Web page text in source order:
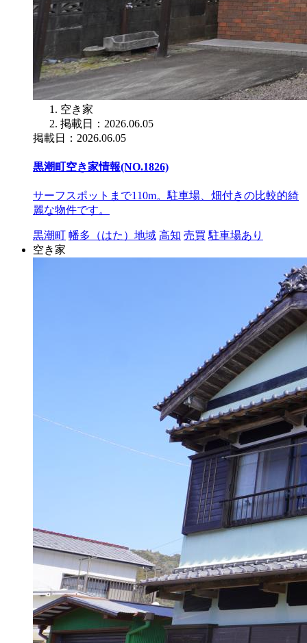
空き家
掲載日：2026.06.05
掲載日：2026.06.05
黒潮町空き家情報(NO.1826)
サーフスポットまで110m。駐車場、畑付きの比較的綺
麗な物件です。
黒潮町 幡多（はた）地域 高知 売買 駐車場あり
空き家